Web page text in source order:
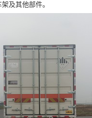
及其他部件。​